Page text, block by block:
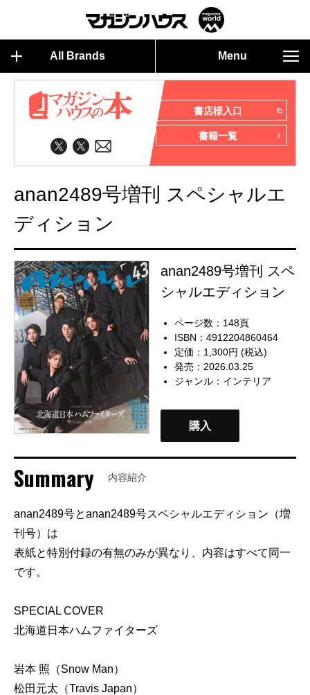
All Brands Menu
書店様入口
書籍一覧
anan2489号増刊 スペシャルエ
ディション
anan2489号増刊 スペ
シャルエディション
ページ数：148頁
ISBN：4912204860464
定価：1,300円 (税込)
発売：2026.03.25
ジャンル： インテリア
購入
Summary 内容紹介
anan2489号とanan2489号スペシャルエディション（増
刊号）は
表紙と特別付録の有無のみが異なり、内容はすべて同一
です。
SPECIAL COVER
北海道日本ハムファイターズ
岩本 照（Snow Man）
松田元太（Travis Japan）